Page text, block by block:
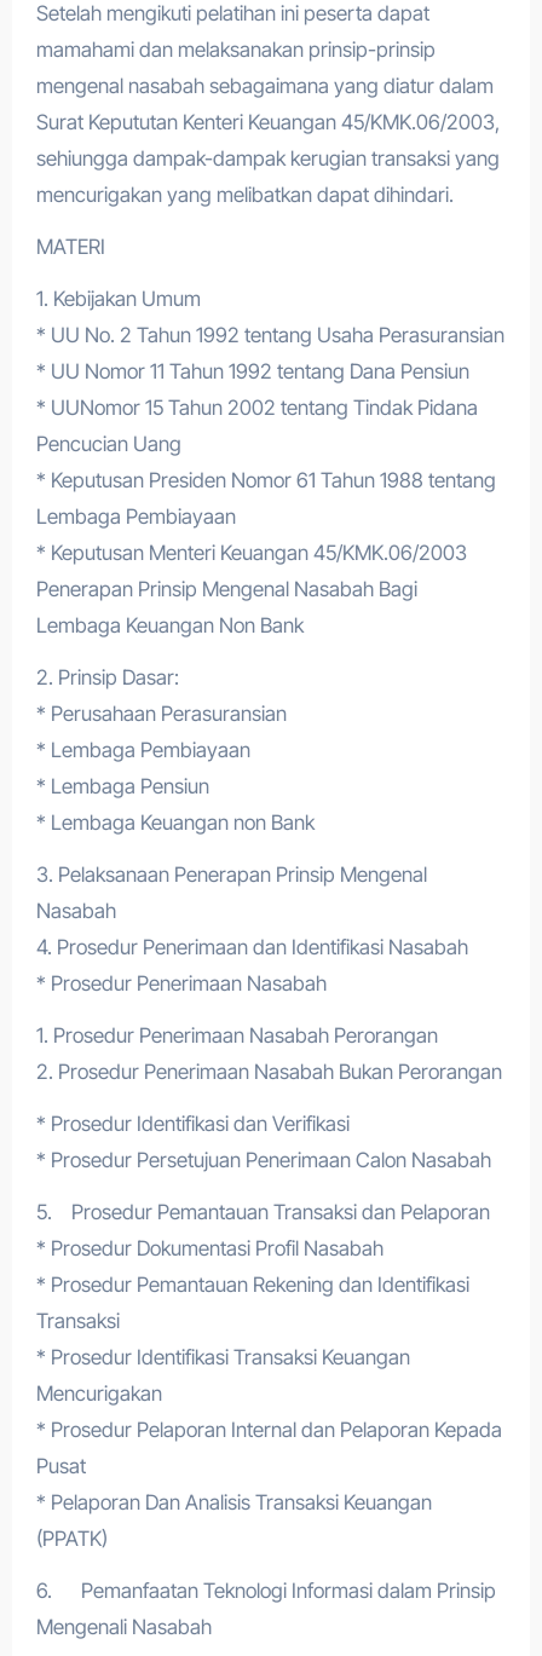
Setelah mengikuti pelatihan ini peserta dapat
mamahami dan melaksanakan prinsip-prinsip
mengenal nasabah sebagaimana yang diatur dalam
Surat Kepututan Kenteri Keuangan 45/KMK.06/2003,
sehiungga dampak-dampak kerugian transaksi yang
mencurigakan yang melibatkan dapat dihindari.
MATERI
1. Kebijakan Umum
* UU No. 2 Tahun 1992 tentang Usaha Perasuransian
* UU Nomor 11 Tahun 1992 tentang Dana Pensiun
* UUNomor 15 Tahun 2002 tentang Tindak Pidana
Pencucian Uang
* Keputusan Presiden Nomor 61 Tahun 1988 tentang
Lembaga Pembiayaan
* Keputusan Menteri Keuangan 45/KMK.06/2003
Penerapan Prinsip Mengenal Nasabah Bagi
Lembaga Keuangan Non Bank
2. Prinsip Dasar:
* Perusahaan Perasuransian
* Lembaga Pembiayaan
* Lembaga Pensiun
* Lembaga Keuangan non Bank
3. Pelaksanaan Penerapan Prinsip Mengenal
Nasabah
4. Prosedur Penerimaan dan Identifikasi Nasabah
* Prosedur Penerimaan Nasabah
1. Prosedur Penerimaan Nasabah Perorangan
2. Prosedur Penerimaan Nasabah Bukan Perorangan
* Prosedur Identifikasi dan Verifikasi
* Prosedur Persetujuan Penerimaan Calon Nasabah
5. Prosedur Pemantauan Transaksi dan Pelaporan
* Prosedur Dokumentasi Profil Nasabah
* Prosedur Pemantauan Rekening dan Identifikasi
Transaksi
* Prosedur Identifikasi Transaksi Keuangan
Mencurigakan
* Prosedur Pelaporan Internal dan Pelaporan Kepada
Pusat
* Pelaporan Dan Analisis Transaksi Keuangan
(PPATK)
6. Pemanfaatan Teknologi Informasi dalam Prinsip
Mengenali Nasabah